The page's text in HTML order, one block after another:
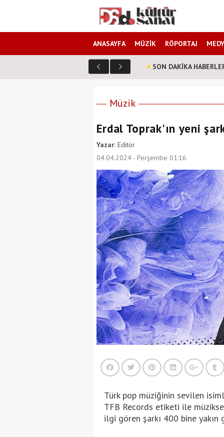
ANASAYFA MÜZİK RÖPORTAJ
SON DAKİKA
Müzik
Erdal Toprak'ın yeni
Yazar:Editör
04.04.2024 - Perşembe 01:16
Türk pop müziğinin sevilen
TFB Records etiketi ile
ilgi gören şarkı 400 bine yakın